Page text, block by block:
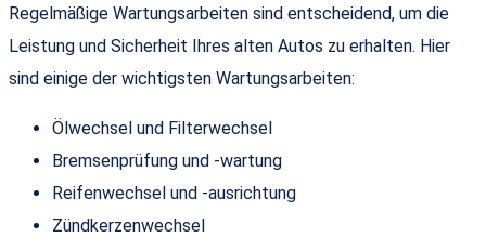
Regelmäßige Wartungsarbeiten sind entscheidend, um die
Leistung und Sicherheit Ihres alten Autos zu erhalten. Hier
sind einige der wichtigsten Wartungsarbeiten:
Ölwechsel und Filterwechsel
Bremsenprüfung und -wartung
Reifenwechsel und -ausrichtung
Zündkerzenwechsel